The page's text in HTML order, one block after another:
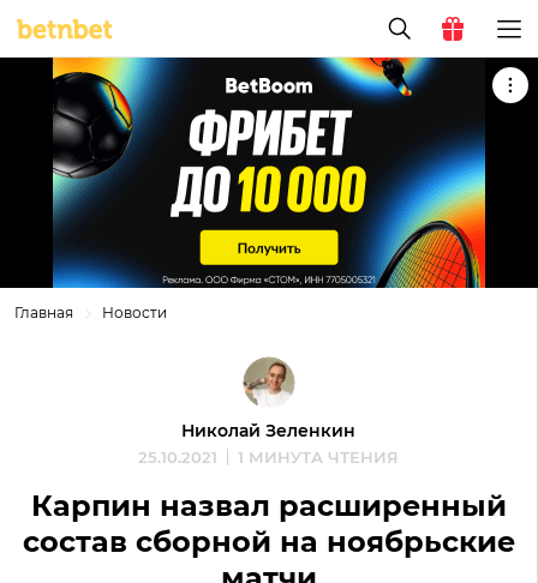
Главная Новости
Николай Зеленкин
25.10.2021 1 МИНУТА ЧТЕНИЯ
Карпин назвал расширенный
состав сборной на ноябрьские